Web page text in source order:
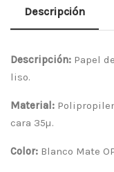
Descripción
Descripción: Papel
liso.
Material:
cara 35µ.
Color: Blanco Mate